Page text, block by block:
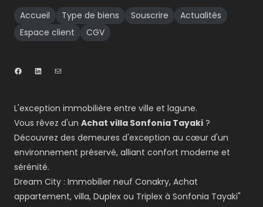
Accueil Type de biens Souscrire
Actualités
Espace client
CGV
L'exception immobilière entre ville et lagune.
Vous rêvez d'un Achat villa Sonfonia Tayaki ?
Découvrez des demeures d'exception au cœur d'un
environnement préservé, alliant confort moderne et
sérénité.
Dream City : Immobilier neuf Conakry, Achat
appartement, villa, Duplex ou Triplex à Sonfonia Tayaki"